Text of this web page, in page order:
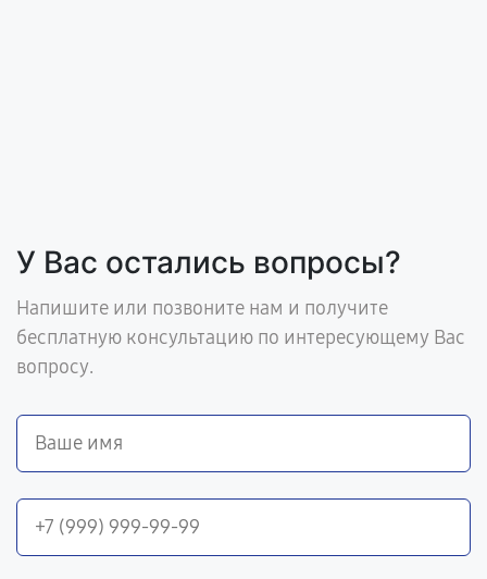
У Вас остались вопросы?
Напишите или позвоните нам и получите
бесплатную консультацию по интересующему Вас
вопросу.